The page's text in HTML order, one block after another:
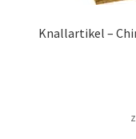
Knallartikel –